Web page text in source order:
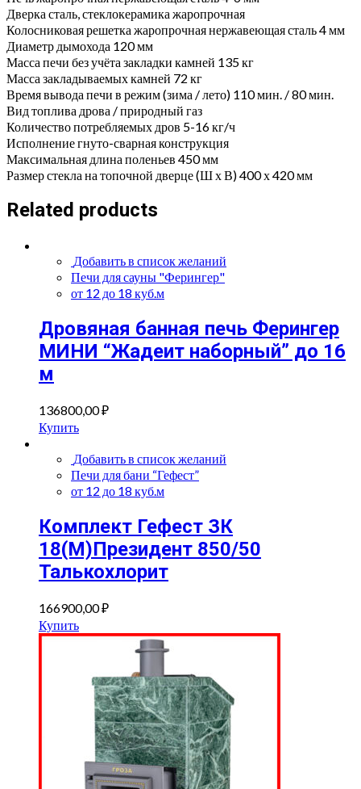
Дверка сталь, стеклокерамика жаропрочная
Колосниковая решетка жаропрочная нержавеющая сталь 4 мм
Диаметр дымохода 120 мм
Масса печи без учёта закладки камней 135 кг
Масса закладываемых камней 72 кг
Время вывода печи в режим (зима / лето) 110 мин. / 80 мин.
Вид топлива дрова / природный газ
Количество потребляемых дров 5-16 кг/ч
Исполнение гнуто-сварная конструкция
Максимальная длина поленьев 450 мм
Размер стекла на топочной дверце (Ш х В) 400 х 420 мм
Related products
Добавить в список желаний
Печи для сауны "Ферингер"
от 12 до 18 куб.м
Дровяная банная печь Ферингер
МИНИ “Жадеит наборный” до 16
м
136800,00₽
Купить
Добавить в список желаний
Печи для бани “Гефест”
от 12 до 18 куб.м
Комплект Гефест ЗК
18(М)Президент 850/50
Талькохлорит
166900,00₽
Купить